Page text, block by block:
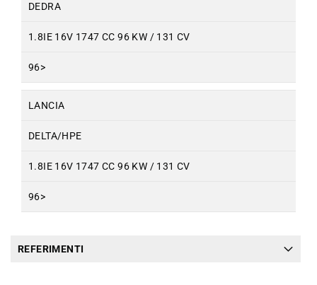
DEDRA
1.8IE 16V 1747 CC 96 KW / 131 CV
96>
LANCIA
DELTA/HPE
1.8IE 16V 1747 CC 96 KW / 131 CV
96>
REFERIMENTI